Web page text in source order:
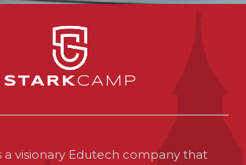
a visionary Edutech company that